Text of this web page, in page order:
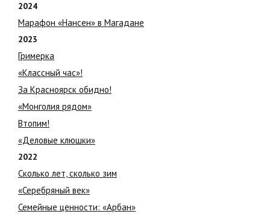
2024
Марафон «Нансен» в Магадане
2023
Гримерка
«Классный час»!
За Красноярск обидно!
«Монголия рядом»
Втопим!
«Деловые клюшки»
2022
Сколько лет, сколько зим
«Серебряный век»
Семейные ценности: «Арбан»